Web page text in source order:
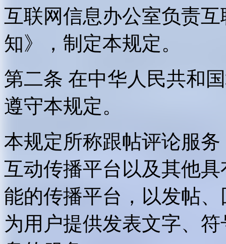
互联网信息办公室负责
知》，制定本规定。
第二条 在中华人民共和
遵守本规定。
本规定所称跟帖评论服
互动传播平台以及其他
能的传播平台，以发帖
为用户提供发表文字、